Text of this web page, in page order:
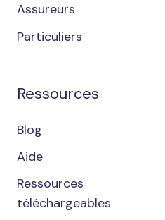
Assureurs
Particuliers
Ressources
Blog
Aide
Ressources
téléchargeables